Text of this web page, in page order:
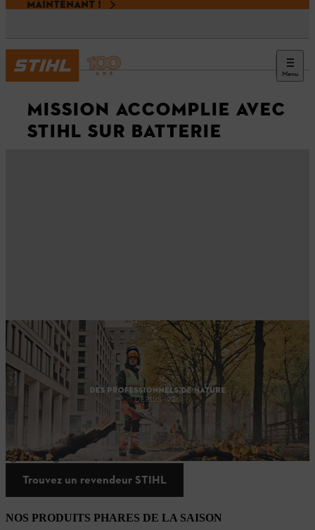
MAINTENANT !
Menu
MISSION ACCOMPLIE AVEC
STIHL SUR BATTERIE
Votre travail exige de la qualité.
Les professionnels ont besoin de machines qui convainquent par
leurs performances, leur qualité et leur fiabilité. Avec notre système
professionnel, vous pouvez compter sur un allié de taille
à vos côtés qui permet un
travail efficace, ergonomique et
respectueux de l’environnement
. Avec des performances
professionnelles dans toutes les situations, le système convainc
également grâce à une autonomie fiable de la batterie.
Trouvez un revendeur STIHL
NOS PRODUITS PHARES DE LA SAISON